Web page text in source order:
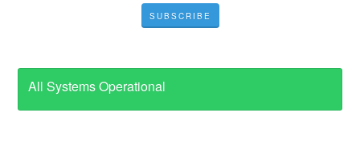
SUBSCRIBE
All Systems Operational